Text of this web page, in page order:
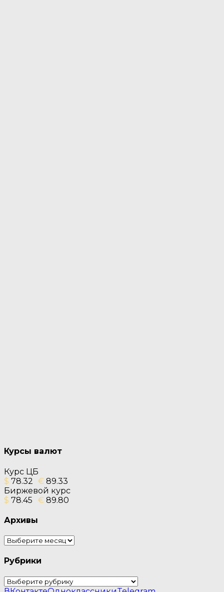
Курсы валют
Курс ЦБ
$ 78.32 € 89.33
Биржевой курс
$ 78.45 € 89.80
Архивы
Архивы
Рубрики
Рубрики